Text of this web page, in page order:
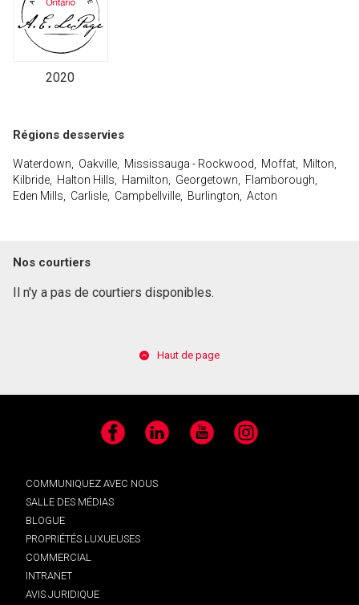
2020
Régions desservies
Waterdown, Oakville, Mississauga - Rockwood, Moffat, Milton,
Kilbride, Halton Hills, Hamilton, Georgetown, Flamborough,
Eden Mills, Carlisle, Campbellville, Burlington, Acton
Nos courtiers
Il n'y a pas de courtiers disponibles.
Haut de page
Facebook LinkedIn YouTube Instagram
COMMUNIQUEZ AVEC NOUS
SALLE DES MÉDIAS
BLOGUE
PROPRIÉTÉS LUXUEUSES
COMMERCIAL
INTRANET
AVIS JURIDIQUE